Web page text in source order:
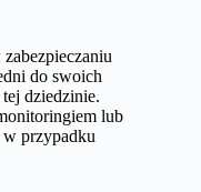
do swoich
dziedzinie.
lub
w przypadku